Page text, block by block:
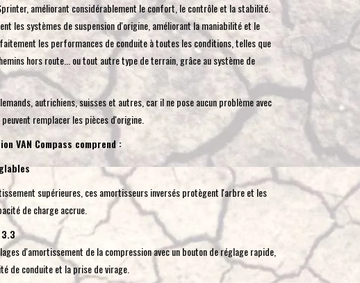
de
gestes
tels
toucher
et
glisser.
améliorant considérablement le confort, le contrôle et la stabilité.
les systèmes de suspension d'origine, améliorant la maniabilité et le
les performances de conduite à toutes les conditions, telles que
hors route... ou tout autre type de terrain, grâce au système de
autrichiens, suisses et autres, car il ne pose aucun problème avec
remplacer les pièces d'origine.
VAN Compass comprend :
supérieures, ces amortisseurs inversés protègent l'arbre et les
de charge accrue.
d'amortissement de la compression avec un bouton de réglage rapide,
de conduite et la prise de virage.